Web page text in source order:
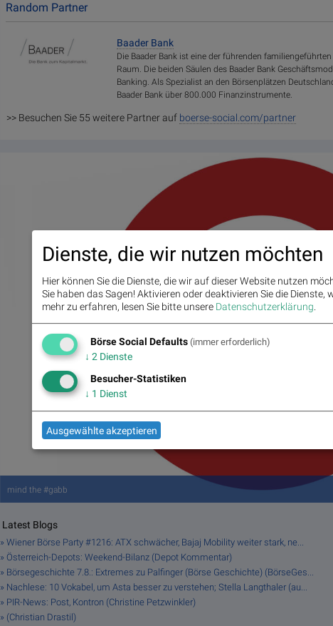
Random Partner
Baader Bank
Die Baader Bank ist eine der führenden
Raum. Die beiden Säulen des Baader Bank
Banking. Als Spezialist an den Börsenplätzen
Baader Bank über 800.000 Finanzinstrumente.
>> Besuchen Sie 55 weitere Partner auf boerse-social.com/partner
mind the #gabb
Latest Blogs
» Wiener Börse Party #1216: ATX schwächer, Bajaj Mobility weiter stark, ne...
» Österreich-Depots: Weekend-Bilanz (Depot Kommentar)
» Börsegeschichte 7.8.: Extremes zu Palfinger (Börse Geschichte) (BörseGes...
» Nachlese: 10 Vokabel, um Asta besser zu verstehen; Stella Langthaler (au...
» PIR-News: Post, Kontron (Christine Petzwinkler)
» (Christian Drastil)
Dienste, die wir nutzen möchten
Hier können Sie die Dienste, die wir auf dieser Website nutzen
Sie haben das Sagen! Aktivieren oder deaktivieren Sie die Dienste,
mehr zu erfahren, lesen Sie bitte unsere Datenschutzerklärung.
Börse Social Defaults (immer erforderlich)
↓ 2 Dienste
Besucher-Statistiken
↓ 1 Dienst
Ausgewählte akzeptieren